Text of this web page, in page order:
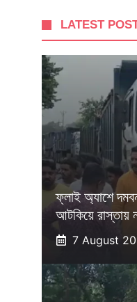
LATEST
ফ্লাই অ্যাশে
আটকিয়ে রাস্তায়
7 August